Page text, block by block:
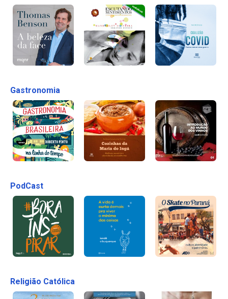
Gastronomia
PodCast
Religião Católica